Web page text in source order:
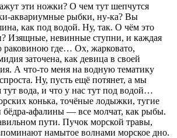
эти ножки? О чем тут шепчутся
аквариумные рыбки, ну-ка? Вы
как под водой. Ну, так. О чём это
Изящные, невинные ступни, и каждая
раковиною где… Ох, жарковато,
заточена, как девица в своей
А что-то меня на водную тематику
Ну, пусть ещё потянет, а мы
вода, и что у нас тут под водой…
конька, точёные лодыжки, тугие
бёдра-афалины — все молчат, как рыбы.
пути. Пучок морской травы,
намытое волнами морское дно.